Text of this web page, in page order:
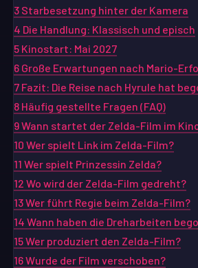
3 Starbesetzung hinter der Kamera
4 Die Handlung: Klassisch und episch
5 Kinostart: Mai 2027
6 Große Erwartungen nach Mario-
7 Fazit: Die Reise nach Hyrule hat
8 Häufig gestellte Fragen (FAQ)
9Wann startet der Zelda-Film im
10 Wer spielt Link im Zelda-Film?
11 Wer spielt Prinzessin Zelda?
12 Wo wird der Zelda-Film gedreht?
13Wer führt Regie beim Zelda-Film?
14 Wann haben die Dreharbeiten
15Wer produziert den Zelda-Film?
16Wurde der Film verschoben?